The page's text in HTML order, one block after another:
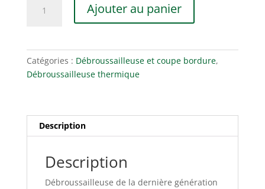
Ajouter au panier
Catégories : Débroussailleuse et coupe bordure,
Débroussailleuse thermique
Description
Description
Débroussailleuse de la dernière génération